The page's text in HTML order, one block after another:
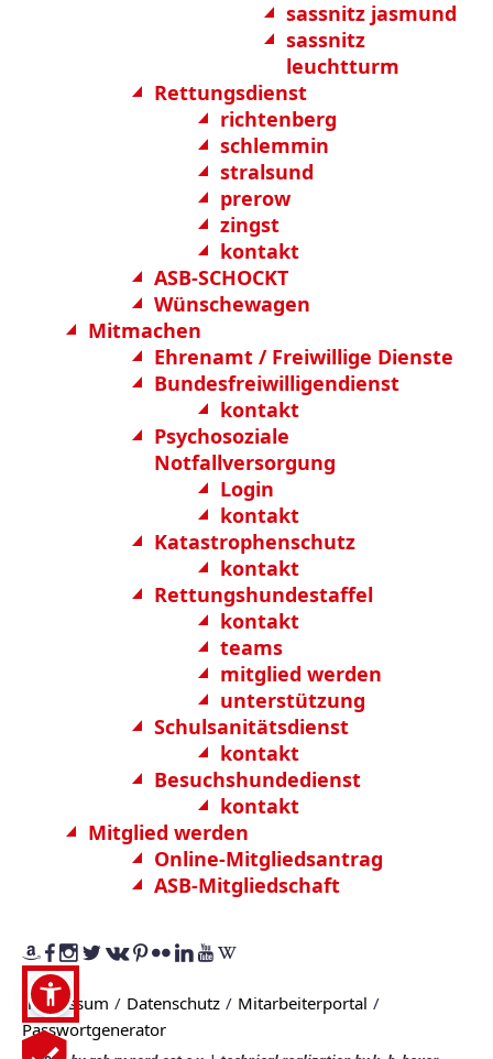
sassnitz jasmund
sassnitz
leuchtturm
Rettungsdienst
richtenberg
schlemmin
stralsund
prerow
zingst
kontakt
ASB-SCHOCKT
Wünschewagen
Mitmachen
Ehrenamt / Freiwillige Dienste
Bundesfreiwilligendienst
kontakt
Psychosoziale
Notfallversorgung
Login
kontakt
Katastrophenschutz
kontakt
Rettungshundestaffel
kontakt
teams
mitglied werden
unterstützung
Schulsanitätsdienst
kontakt
Besuchshundedienst
kontakt
Mitglied werden
Online-Mitgliedsantrag
ASB-Mitgliedschaft
Impressum Datenschutz
Mitarbeiterportal
Passwortgenerator